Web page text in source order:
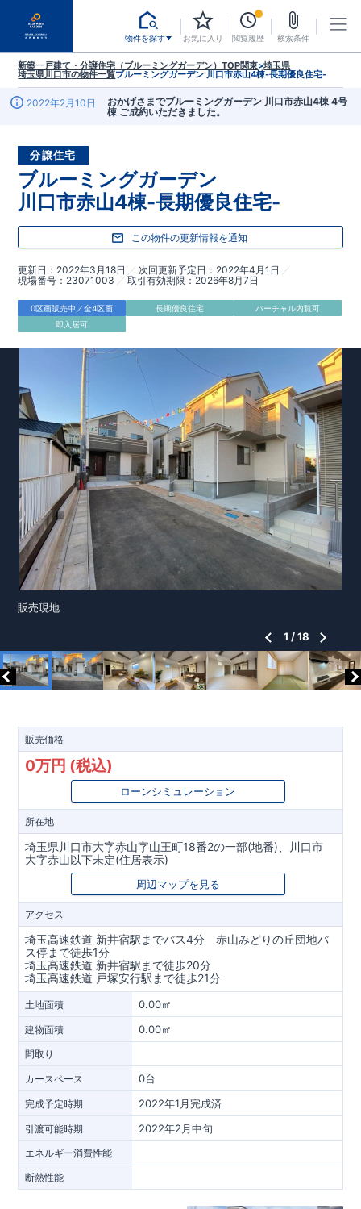
物件を探す お気に入り 閲覧履歴 検索条件
新築一戸建て・分譲住宅（ブルーミングガーデン）TOP関東>埼玉県
埼玉県川口市の物件一覧ブルーミングガーデン 川口市赤山4棟-長期優良住宅-
2022年2月10日
おかげさまでブルーミングガーデン 川口市赤山4棟 4号
棟 ご成約いただきました。
分譲住宅
ブルーミングガーデン
川口市赤山4棟-長期優良住宅-
この物件の更新情報を通知
更新日 2022年3月18日 次回更新予定日
2022年4月1日
現場番号
23071003 取引有効期限 2026年8月7日
0区画販売中／全4区画 長期優良住宅
バーチャル内覧可
即入居可
販売価格
0万円 (税込)
ローンシミュレーション
所在地
埼玉県川口市大字赤山字山王町18番2の一部(地番)、川口市
大字赤山以下未定(住居表示)
周辺マップを見る
アクセス
埼玉高速鉄道 新井宿駅までバス4分 赤山みどりの丘団地バ
ス停まで徒歩1分
埼玉高速鉄道 新井宿駅まで徒歩20分
埼玉高速鉄道 戸塚安行駅まで徒歩21分
土地面積 0.00㎡
建物面積 0.00㎡
間取り
カースペース 0台
完成予定時期 2022年1月完成済
引渡可能時期 2022年2月中旬
エネルギー消費性能
断熱性能
販売現地
1 /18